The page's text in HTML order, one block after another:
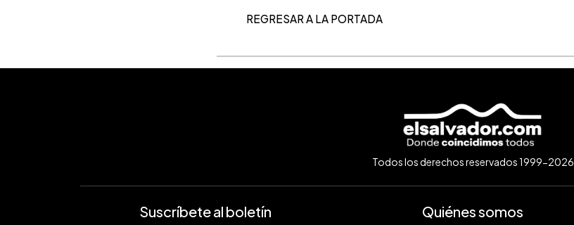
REGRESAR A LA PORTADA
Todos los derechos reservados 1999-2026
Suscríbete al boletín Quiénes somos